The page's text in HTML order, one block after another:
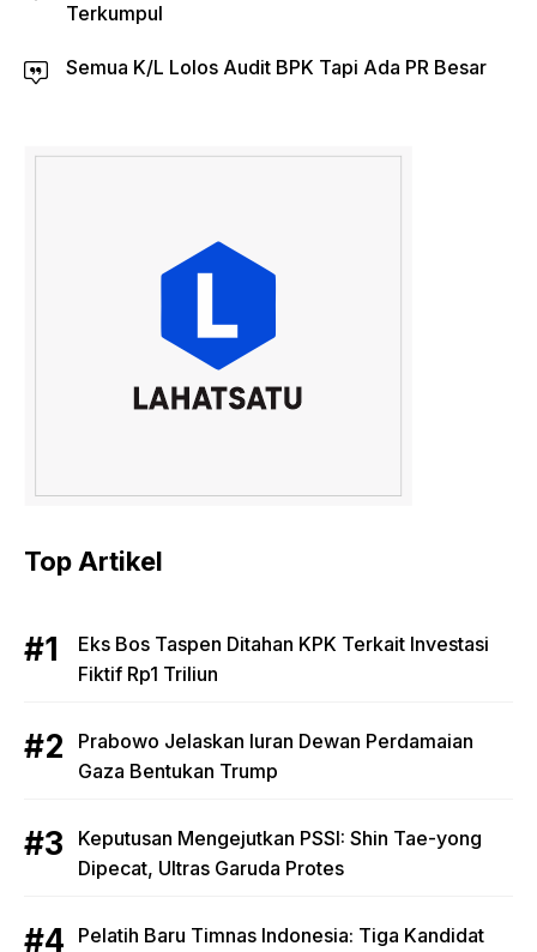
Terkumpul
Semua K/L Lolos Audit BPK Tapi Ada PR Besar
Top Artikel
Eks Bos Taspen Ditahan KPK Terkait Investasi
Fiktif Rp1 Triliun
Prabowo Jelaskan Iuran Dewan Perdamaian
Gaza Bentukan Trump
Keputusan Mengejutkan PSSI: Shin Tae-yong
Dipecat, Ultras Garuda Protes
Pelatih Baru Timnas Indonesia: Tiga Kandidat